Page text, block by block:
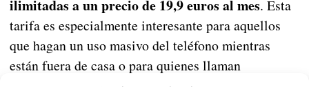
ilimitadas a un precio de 19,9 euros al mes. Esta
tarifa es especialmente interesante para aquellos
que hagan un uso masivo del teléfono mientras
están fuera de casa o para quienes llaman